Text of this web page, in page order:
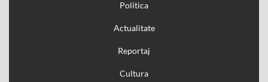
Politica
Actualitate
Reportaj
Cultura